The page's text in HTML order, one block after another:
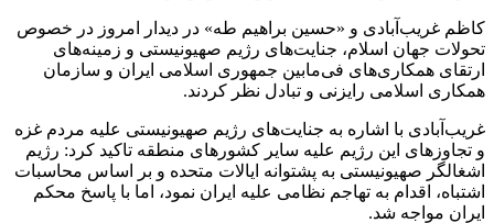
کاظم غریب‌آبادی و «حسین براهیم طه» در دیدار امروز در خصوص
تحولات جهان اسلام، جنایت‌های رژیم صهیونیستی و زمینه‌های
ارتقای همکاری‌های فی‌مابین جمهوری اسلامی ایران و سازمان
همکاری اسلامی رایزنی و تبادل نظر کردند.
غریب‌آبادی با اشاره به جنایت‌های رژیم صهیونیستی علیه مردم غزه
و تجاوزهای این رژیم علیه سایر کشورهای منطقه تاکید کرد: رژیم
اشغالگر صهیونیستی به پشتوانه ایالات متحده و بر اساس محاسبات
اشتباه، اقدام به تهاجم نظامی علیه ایران نمود، اما با پاسخ محکم
ایران مواجه شد.